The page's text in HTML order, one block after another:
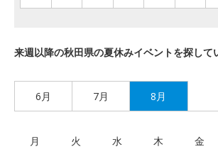
来週以降の秋田県の夏休みイベントを探して
6月 7月 8月
月 火 水 木 金